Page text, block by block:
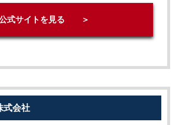
式サイトを見る ＞
式会社